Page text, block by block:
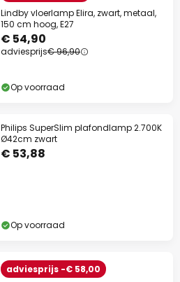
Lindby vloerlamp Elira, zwart, metaal,
150 cm hoog, E27
€ 54,90
adviesprijs€ 96,90
Op voorraad
Philips SuperSlim plafondlamp 2.700K
Ø42cm zwart
€ 53,88
Op voorraad
adviesprijs -€ 58,00